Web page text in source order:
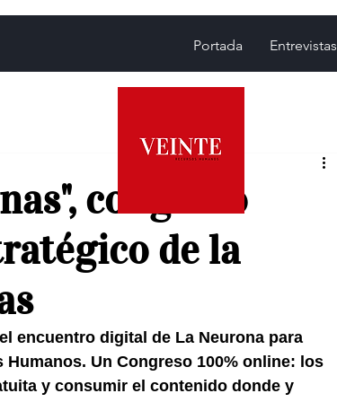
Portada Entrevistas
congreso
de la
encuentro digital de La Neurona para
Un Congreso 100% online: los
y consumir el contenido donde y